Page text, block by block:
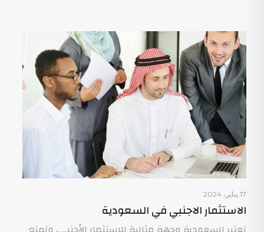
17 يناير، 2024
الاستثمار الاجنبي في السعودية